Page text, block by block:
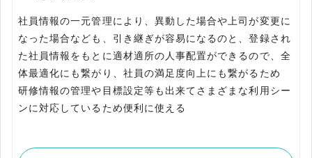
社員情報の一元管理により、異動した場合や上司が変更に
なった場合なども、引き継ぎが容易になるのと、登録され
た社員情報をもとに適材適所の人事配置ができるので、全
体最適化にも繋がり、社員の満足度向上にも繋がるため
研修情報の管理や目標設定等も出来てさまざまな利用シー
ンに対応しているため便利に使える